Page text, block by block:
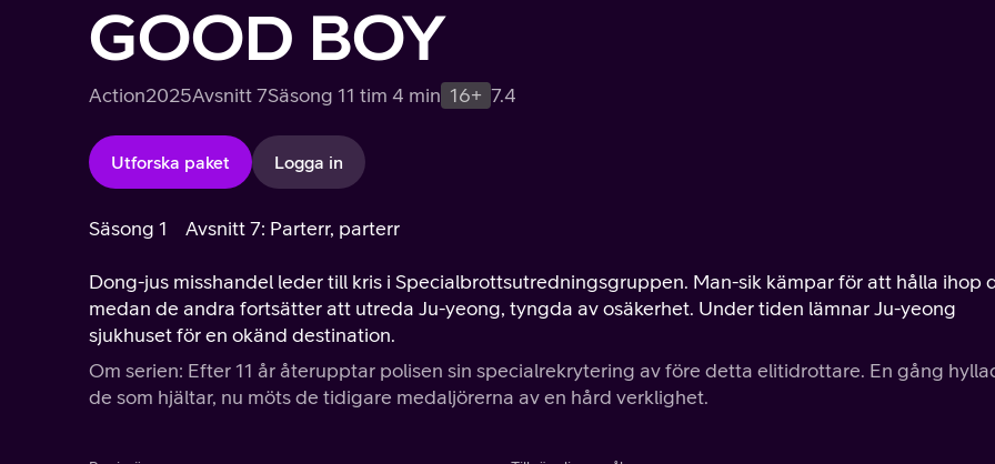
GOOD BOY
Action2025Avsnitt 7Säsong 11 tim 4 min 16+ 7.4
Utforska paket Logga in
Säsong 1 Avsnitt 7: Parterr, parterr
Dong-jus misshandel leder till kris i Specialbrottsutredningsgruppen. Man-sik kämpar för att hålla ihop
medan de andra fortsätter att utreda Ju-yeong, tyngda av osäkerhet. Under tiden lämnar Ju-yeong
sjukhuset för en okänd destination.
Om serien: Efter 11 år återupptar polisen sin specialrekrytering av före detta elitidrottare. En gång
de som hjältar, nu möts de tidigare medaljörerna av en hård verklighet.